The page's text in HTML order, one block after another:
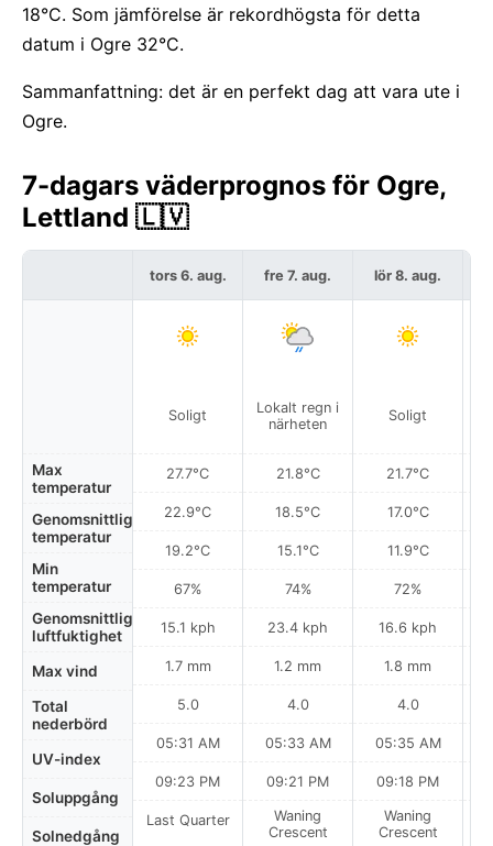
18°C. Som jämförelse är rekordhögsta för detta
datum i Ogre 32°C.
Sammanfattning: det är en perfekt dag att vara ute i
Ogre.
7-dagars väderprognos för Ogre,
Lettland 🇱🇻
Max
temperatur
Genomsnittlig
temperatur
Min
temperatur
Genomsnittlig
luftfuktighet
Max vind
Total
nederbörd
UV-index
Soluppgång
Solnedgång
tors 6. aug.
Soligt
27.7°C
22.9°C
19.2°C
67%
15.1 kph
1.7 mm
5.0
05:31 AM
09:23 PM
Last Quarter
fre 7. aug.
Lokalt regn i
närheten
21.8°C
18.5°C
15.1°C
74%
23.4 kph
1.2 mm
4.0
05:33 AM
09:21 PM
Waning
Crescent
lör 8. aug.
Soligt
21.7°C
17.0°C
11.9°C
72%
16.6 kph
1.8 mm
4.0
05:35 AM
09:18 PM
Waning
Crescent